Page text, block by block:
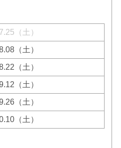
（土）
（土）
（土）
（土）
（土）
（土）